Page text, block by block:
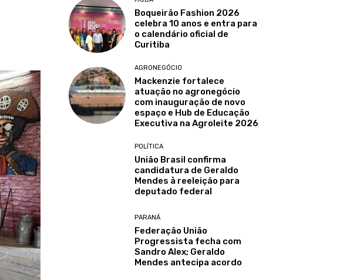
Boqueirão Fashion 2026
celebra 10 anos e entra para
o calendário oficial de
Curitiba
AGRONEGÓCIO
Mackenzie fortalece
atuação no agronegócio
com inauguração de novo
espaço e Hub de Educação
Executiva na Agroleite 2026
POLÍTICA
União Brasil confirma
candidatura de Geraldo
Mendes à reeleição para
deputado federal
PARANÁ
Federação União
Progressista fecha com
Sandro Alex; Geraldo
Mendes antecipa acordo